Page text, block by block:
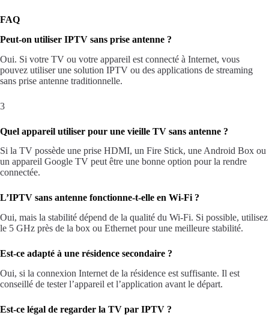
FAQ
Peut-on utiliser IPTV sans prise antenne ?
Oui. Si votre TV ou votre appareil est connecté à Internet, vous
pouvez utiliser une solution IPTV ou des applications de streaming
sans prise antenne traditionnelle.
3
Quel appareil utiliser pour une vieille TV sans antenne ?
Si la TV possède une prise HDMI, un Fire Stick, une Android Box ou
un appareil Google TV peut être une bonne option pour la rendre
connectée.
L’IPTV sans antenne fonctionne-t-elle en Wi-Fi ?
Oui, mais la stabilité dépend de la qualité du Wi-Fi. Si possible, utilisez
le 5 GHz près de la box ou Ethernet pour une meilleure stabilité.
Est-ce adapté à une résidence secondaire ?
Oui, si la connexion Internet de la résidence est suffisante. Il est
conseillé de tester l’appareil et l’application avant le départ.
Est-ce légal de regarder la TV par IPTV ?